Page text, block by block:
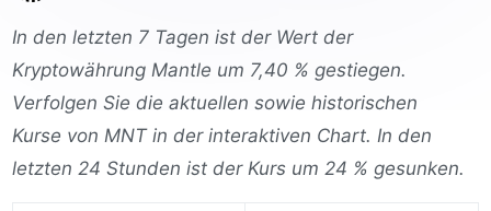
In den letzten 7 Tagen ist der Wert der
Kryptowährung Mantle um 7,40 % gestiegen.
Verfolgen Sie die aktuellen sowie historischen
Kurse von MNT in der interaktiven Chart. In den
letzten 24 Stunden ist der Kurs um 24 % gesunken.